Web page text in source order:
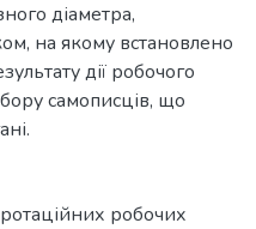
діаметра,
на якому встановлено
дії робочого
самописців, що
робочих